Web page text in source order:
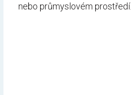
nebo průmyslovém prostředí.